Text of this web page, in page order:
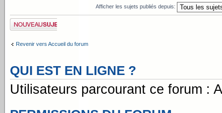
Afficher les sujets publiés depuis:
Publier un nouveau
sujet
Revenir vers Accueil du forum
QUI EST EN LIGNE ?
Utilisateurs parcourant ce forum :